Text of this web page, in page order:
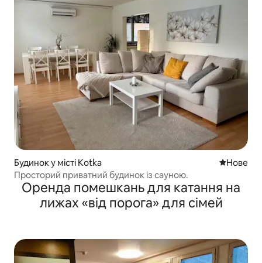
Будинок у місті Kotka Нове
Нове
Просторий приватний будинок із сауною.
Оренда помешкань для катання на
лижах «від порога» для сімей